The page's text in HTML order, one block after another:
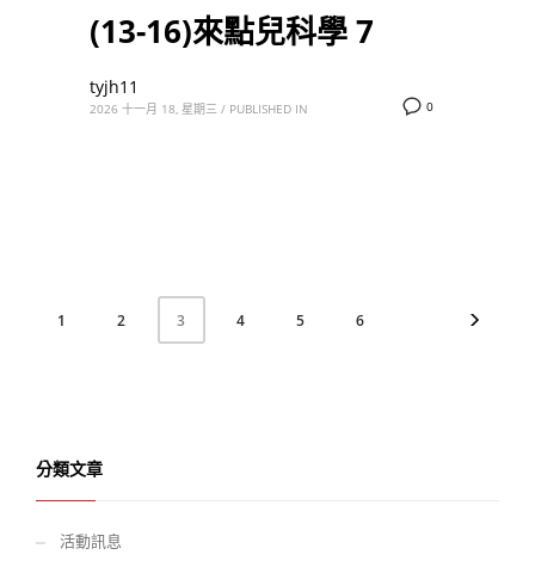
(13-16)來點兒科學 7
0
tyjh11
2026 十一月 18, 星期三 / PUBLISHED IN
1 2 3 4 5 6
分類文章
活動訊息